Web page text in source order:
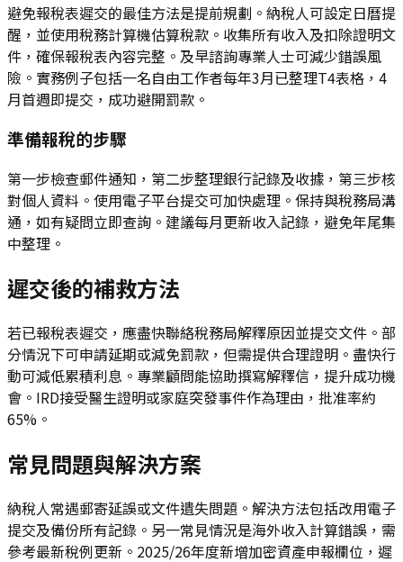
避免報稅表遲交的最佳方法是提前規劃。納稅人可設定日曆提
醒，並使用稅務計算機估算稅款。收集所有收入及扣除證明文
件，確保報稅表內容完整。及早諮詢專業人士可減少錯誤風
險。實務例子包括一名自由工作者每年3月已整理T4表格，4
月首週即提交，成功避開罰款。
準備報稅的步驟
第一步檢查郵件通知，第二步整理銀行記錄及收據，第三步核
對個人資料。使用電子平台提交可加快處理。保持與稅務局溝
通，如有疑問立即查詢。建議每月更新收入記錄，避免年尾集
中整理。
遲交後的補救方法
若已報稅表遲交，應盡快聯絡稅務局解釋原因並提交文件。部
分情況下可申請延期或減免罰款，但需提供合理證明。盡快行
動可減低累積利息。專業顧問能協助撰寫解釋信，提升成功機
會。IRD接受醫生證明或家庭突發事件作為理由，批准率約
65%。
常見問題與解決方案
納稅人常遇郵寄延誤或文件遺失問題。解決方法包括改用電子
提交及備份所有記錄。另一常見情況是海外收入計算錯誤，需
參考最新稅例更新。2025/26年度新增加密資產申報欄位，遲